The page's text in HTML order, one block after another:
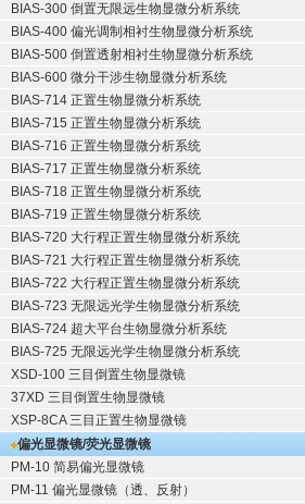
BIAS-300 倒置无限远生物显微分析系统
BIAS-400 偏光调制相衬生物显微分析系统
BIAS-500 倒置透射相衬生物显微分析系统
BIAS-600 微分干涉生物显微分析系统
BIAS-714 正置生物显微分析系统
BIAS-715 正置生物显微分析系统
BIAS-716 正置生物显微分析系统
BIAS-717 正置生物显微分析系统
BIAS-718 正置生物显微分析系统
BIAS-719 正置生物显微分析系统
BIAS-720 大行程正置生物显微分析系统
BIAS-721 大行程正置生物显微分析系统
BIAS-722 大行程正置生物显微分析系统
BIAS-723 无限远光学生物显微分析系统
BIAS-724 超大平台生物显微分析系统
BIAS-725 无限远光学生物显微分析系统
XSD-100 三目倒置生物显微镜
37XD 三目倒置生物显微镜
XSP-8CA 三目正置生物显微镜
偏光显微镜/荧光显微镜
PM-10 简易偏光显微镜
PM-11 偏光显微镜（透、反射）